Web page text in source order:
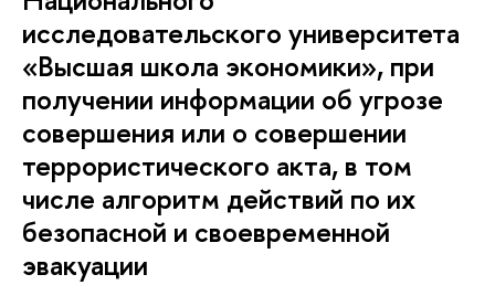
исследовательского университета
«Высшая школа экономики», при
получении информации об угрозе
совершения или о совершении
террористического акта, в том
числе алгоритм действий по их
безопасной и своевременной
эвакуации